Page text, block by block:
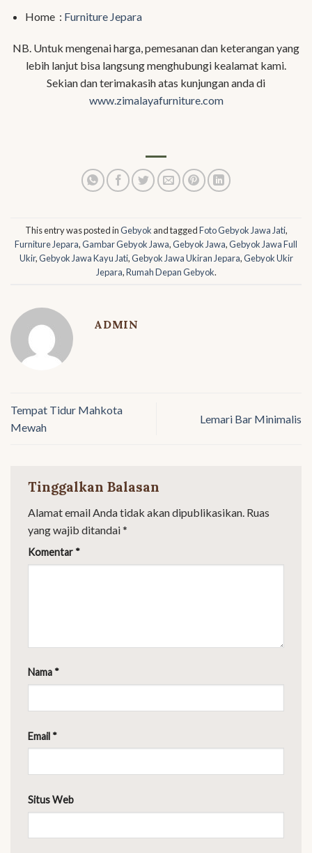
Home : Furniture Jepara
NB. Untuk mengenai harga, pemesanan dan keterangan yang
lebih lanjut bisa langsung menghubungi kealamat kami.
Sekian dan terimakasih atas kunjungan anda di
www.zimalayafurniture.com
This entry was posted inGebyok and taggedFoto Gebyok Jawa Jati,
Furniture Jepara,Gambar Gebyok Jawa,Gebyok Jawa,Gebyok Jawa Full
Ukir,Gebyok Jawa Kayu Jati,Gebyok Jawa Ukiran Jepara,Gebyok Ukir
Jepara,Rumah Depan Gebyok.
ADMIN
Tempat Tidur Mahkota
Mewah
Lemari Bar Minimalis
Tinggalkan Balasan
Alamat email Anda tidak akan dipublikasikan. Ruas
yang wajib ditandai*
Komentar *
Nama *
Email *
Situs Web